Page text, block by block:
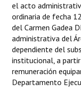
INSTITUCIONAL
Antiguos
Noticias Destacadas
Registros y
el acto
ordinaria de fecha
del Carmen Gadea
administrativa del
dependiente del
institucional, a
remuneración
Departamento